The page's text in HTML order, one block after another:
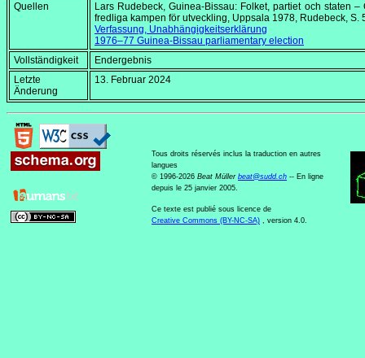
Quellen Lars Rudebeck,Guinea-Bissau: Folket, partiet och staten –
fredliga kampen för utveckling, Uppsala 1978, Rudebeck, S.
Verfassung, Unabhängigkeitserklärung
1976–77 Guinea-Bissau parliamentary election
Vollständigkeit
Endergebnis
Letzte
Änderung
13. Februar 2024
Tous droits réservés inclus la traduction en autres
langues
© 1996-2026 Beat Müller beat@sudd.ch -- En ligne
depuis le 25 janvier 2005.
Ce texte est publié sous licence de
Creative Commons (BY-NC-SA) , version 4.0.